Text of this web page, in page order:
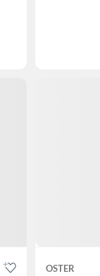
OSTER